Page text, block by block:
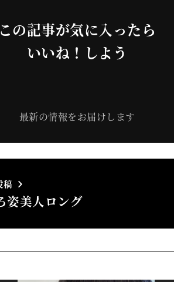
この記事が気に入ったら
いいね！しよう
最新の情報をお届けします
稿
姿美人ロング